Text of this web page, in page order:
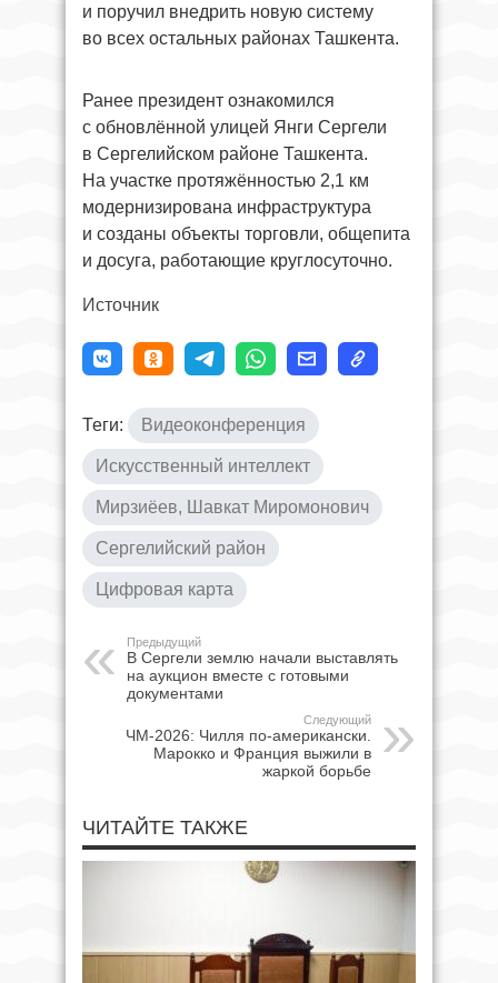
и поручил внедрить новую систему
во всех остальных районах Ташкента.
Ранее президент ознакомился
с обновлённой улицей Янги Сергели
в Сергелийском районе Ташкента.
На участке протяжённостью 2,1 км
модернизирована инфраструктура
и созданы объекты торговли, общепита
и досуга, работающие круглосуточно.
Источник
Теги: Видеоконференция
Искусственный интеллект
Мирзиёев, Шавкат Миромонович
Сергелийский район
Цифровая карта
Предыдущий
В Сергели землю начали выставлять
на аукцион вместе с готовыми
документами
Следующий
ЧМ-2026: Чилля по-американски.
Марокко и Франция выжили в
жаркой борьбе
ЧИТАЙТЕ ТАКЖЕ